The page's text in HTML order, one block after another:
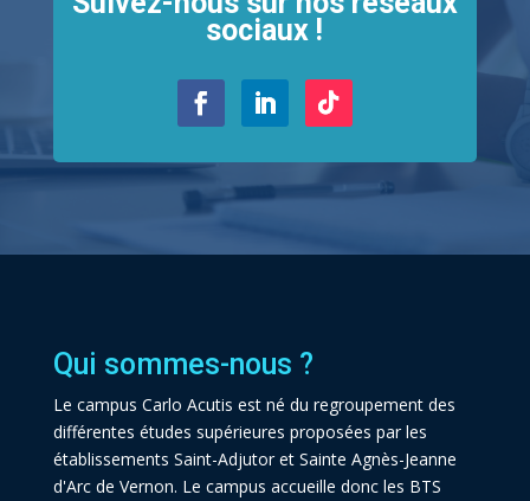
sociaux !
Qui sommes-nous ?
Le campus Carlo Acutis est né du regroupement des
différentes études supérieures proposées par les
établissements Saint-Adjutor et Sainte Agnès-Jeanne
d'Arc de Vernon. Le campus accueille donc les BTS